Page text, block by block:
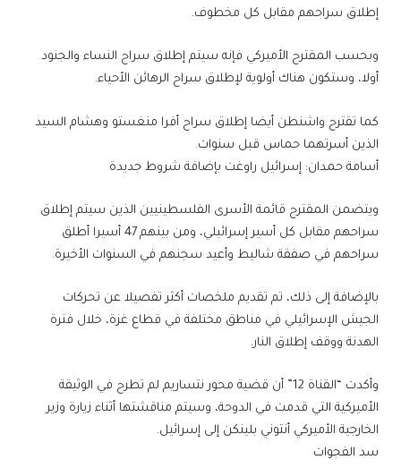
إطلاق سراحهم مقابل كل مخطوف.
وبحسب المقترح الأميركي فإنه سيتم إطلاق سراح النساء والجنود
أولا، وستكون هناك أولوية لإطلاق سراح الرهائن الأحياء.
كما تقترح واشنطن أيضا إطلاق سراح أفرا منغستو وهشام السيد
الذين أسرتهما حماس قبل سنوات.
أسامة حمدان: إسرائيل راوغت بإضافة شروط جديدة
ويتضمن المقترح قائمة الأسرى الفلسطينيين الذين سيتم إطلاق
سراحهم مقابل كل أسير إسرائيلي، ومن بينهم 47 أسيرا أطلق
سراحهم في صفقة شاليط وأعيد سجنهم في السنوات الأخيرة.
بالإضافة إلى ذلك، تم تقديم ملخصات أكثر تفصيلا عن تحركات
الجيش الإسرائيلي في مناطق مختلفة في قطاع غزة، خلال فترة
الهدنة ووقف إطلاق النار.
وأكدت “القناة 12” أن قضية محور نتساريم لم تطرح في الوثيقة
الأميركية التي قدمت في الدوحة، وسيتم مناقشتها أثناء زيارة وزير
الخارجية الأميركي أنتوني بلينكن إلى إسرائيل.
سد الفجوات